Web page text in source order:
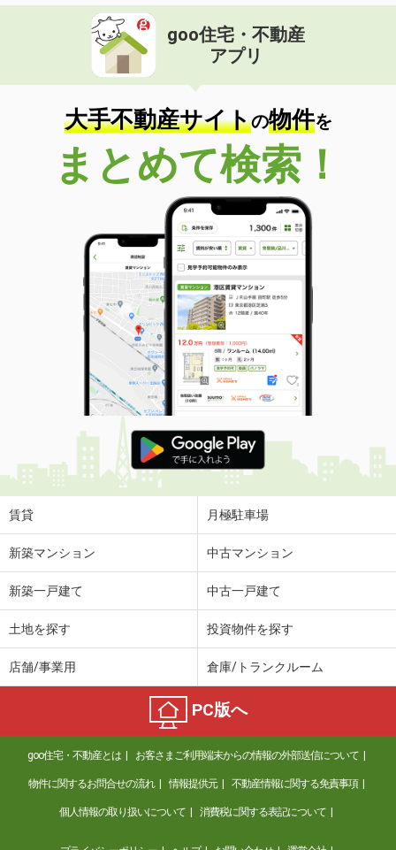
goo住宅・不動産
アプリ
大手不動産サイトの物件を
まとめて検索！
賃貸 月極駐車場
新築マンション 中古マンション
新築一戸建て 中古一戸建て
土地を探す 投資物件を探す
店舗/事業用 倉庫/トランクルーム
PC版へ
goo住宅・不動産とは お客さまご利用端末からの情報の外部送信について
物件に関するお問合せの流れ 情報提供元 不動産情報に関する免責事項
個人情報の取り扱いについて 消費税に関する表記について